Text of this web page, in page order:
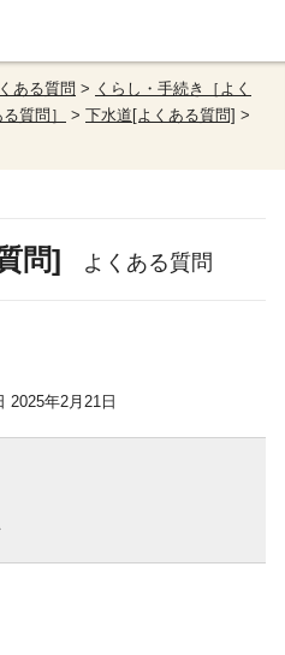
ある質問 > くらし・手続き［よく
質問］ > 下水道[よくある質問] >
問] よくある質問
年2月21日